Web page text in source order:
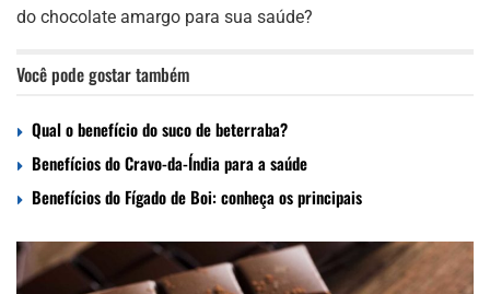
do chocolate amargo para sua saúde?
Você pode gostar também
Qual o benefício do suco de beterraba?
Benefícios do Cravo-da-Índia para a saúde
Benefícios do Fígado de Boi: conheça os principais